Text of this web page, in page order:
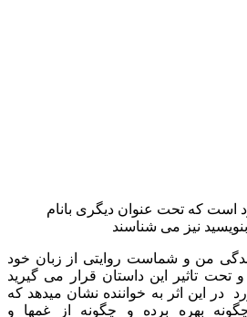
است که تحت عنوان دیگری بانام
نیز می شناسند
من و شماست روایتی از زبان خود
تاثیر این داستان قرار می گیرید
در این اثر به خواننده نشان میدهد که
بهره برده و چگونه از غمها و